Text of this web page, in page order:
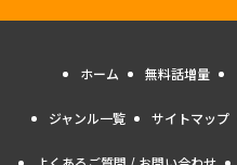
ホーム 無料話増量
ジャンル一覧 サイトマップ